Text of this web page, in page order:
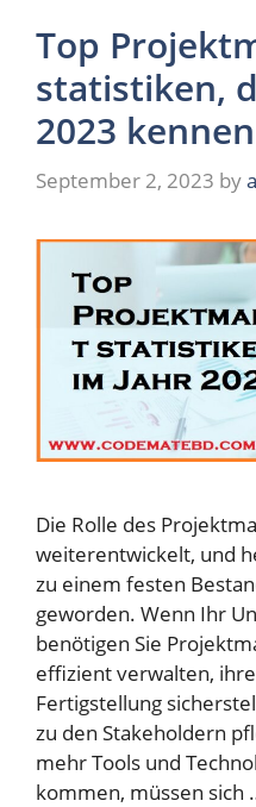
Top
statistiken,
2023
September 2, 2023 by
Die Rolle des
weiterentwickelt, und
zu einem festen
geworden. Wenn Ihr
benötigen Sie
effizient verwalten,
Fertigstellung
zu den Stakeholdern
mehr Tools und
kommen, müssen sich